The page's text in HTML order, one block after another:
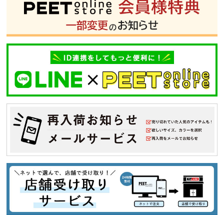
34inc
36inc
38inc
KIDS
tune 絞り込んで検索する